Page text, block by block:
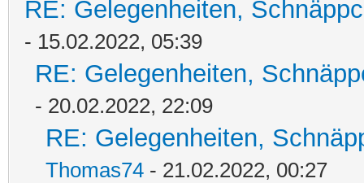
RE: Gelegenheiten,
- 15.02.2022, 05:39
RE: Gelegenheiten,
- 20.02.2022, 22:09
RE: Gelegenheiten,
Thomas74 - 21.02.2022, 00:27